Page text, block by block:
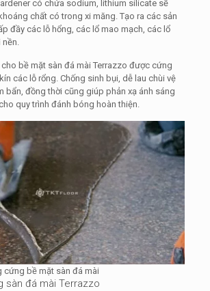
có chứa sodium, lithium silicate sẽ
chất có trong xi măng. Tạo ra các sản
đầy các lỗ hổng, các lổ mao mạch, các lổ
nền.
bề mặt sàn đá mài Terrazzo được cứng
các lỗ rổng. Chống sinh bụi, dễ lau chùi vệ
bẩn, đồng thời cũng giúp phản xạ ánh sáng
quy trình đánh bóng hoàn thiện.
cứng bề mặt sàn đá mài
sàn đá mài Terrazzo